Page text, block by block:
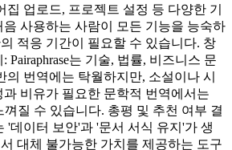
집 업로드, 프로젝트 설정 등 다양한 기
사용하는 사람이 모든 기능을 능숙하
적응 기간이 필요할 수 있습니다. 창
Pairaphrase는 기술, 법률, 비즈니스 문
의 번역에는 탁월하지만, 소설이나 시
비유가 필요한 문학적 번역에서는
질 수 있습니다. 총평 및 추천 여부 결
'데이터 보안'과 '문서 서식 유지'가 생
대체 불가능한 가치를 제공하는 도구